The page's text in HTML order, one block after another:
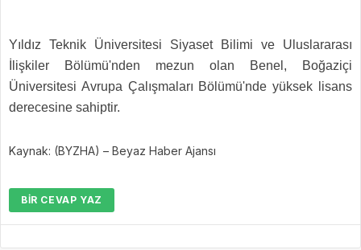
Yıldız Teknik Üniversitesi Siyaset Bilimi ve Uluslararası
İlişkiler Bölümü'nden mezun olan Benel, Boğaziçi
Üniversitesi Avrupa Çalışmaları Bölümü'nde yüksek lisans
derecesine sahiptir.
Kaynak: (BYZHA) – Beyaz Haber Ajansı
BIR CEVAP YAZ